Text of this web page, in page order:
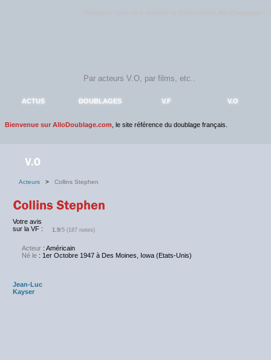
ACTUS DOUBLAGES V.F V.O
Bienvenue sur AlloDoublage.com , le site référence du doublage français.
Acteurs > Collins Stephen
Votre avis
sur la VF :
1.9/5 (187 notes)
Acteur : Américain
Né le : 1er Octobre 1947 à Des Moines, Iowa (Etats-Unis)
Jean-Luc
Kayser